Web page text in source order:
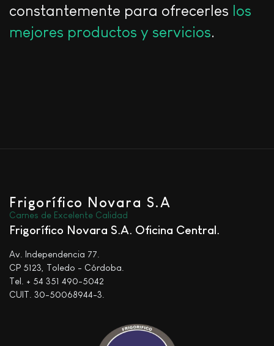
constantemente para ofrecerles los
mejores productos y servicios.
Frigorífico Novara S.A
Carnes de Excelente Calidad
Frigorífico Novara S.A. Oficina Central
Av. Independencia 77.
CP 5123, Toledo - Córdoba.
Tel. + 54 351 490-5042
CUIT. 30-50068944-3.